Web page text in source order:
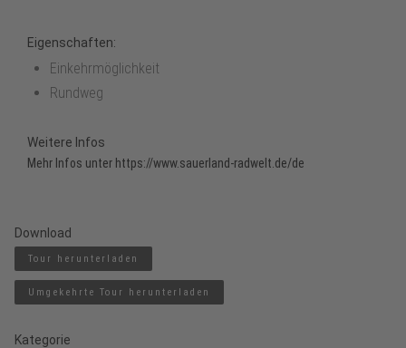
Eigenschaften:
Einkehrmöglichkeit
Rundweg
Weitere Infos
Mehr Infos unter https://www.sauerland-radwelt.de/de
Download
Tour herunterladen
Umgekehrte Tour herunterladen
Kategorie